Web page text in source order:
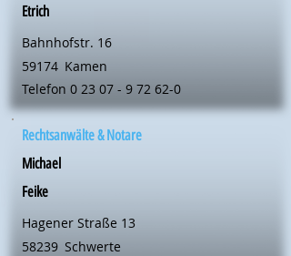
Etrich
Bahnhofstr. 16
59174 Kamen
Telefon 0 23 07 - 9 72 62-0
Rechtsanwälte & Notare
Michael
Feike
Hagener Straße 13
58239 Schwerte